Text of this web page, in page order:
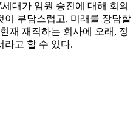
대가 임원 승진에 대해 회의
이 부담스럽고, 미래를 장담할
재 재직하는 회사에 오래, 정
라고 할 수 있다.